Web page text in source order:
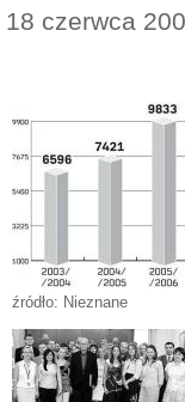
18 czerwca
źródło: Nieznane